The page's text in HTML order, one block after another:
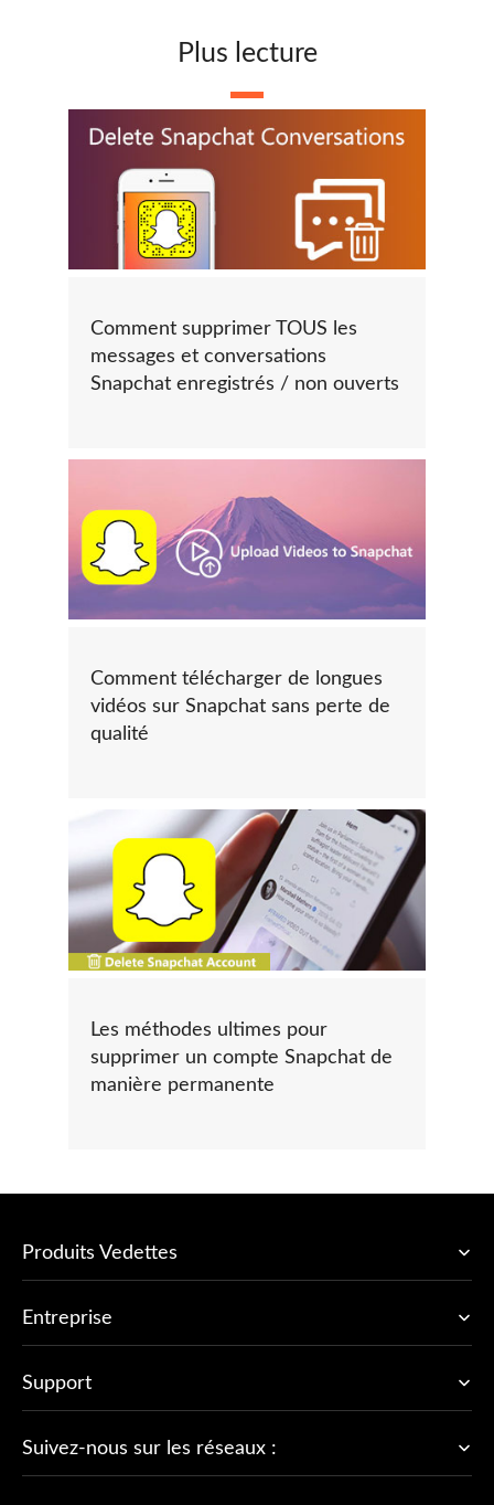
Plus lecture
Comment supprimer TOUS les
messages et conversations
Snapchat enregistrés / non ouverts
Comment télécharger de longues
vidéos sur Snapchat sans perte de
qualité
Les méthodes ultimes pour
supprimer un compte Snapchat de
manière permanente
Produits Vedettes
Entreprise
Support
Suivez-nous sur les réseaux :